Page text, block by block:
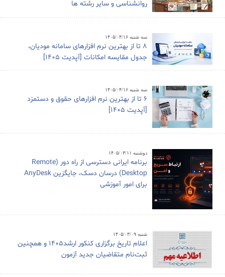
روانشناسی و سایر رشته ها
سه شنبه ۱۴۰۵/۰۴/۱۶
8 تا از بهترین نرم افزارهای سامانه مودیان،
جدول مقایسه امکانات [آپدیت 1405]
سه شنبه ۱۴۰۵/۰۴/۱۶
6 تا از بهترین نرم افزارهای حقوق و دستمزد
[آپدیت 1405]
دوشنبه ۱۴۰۵/۰۳/۱۱
برنامه ایرانی دسترسی از راه دور (Remote
Desktop) درسان دسک، جایگزین AnyDesk
برای امور آموزشی
شنبه ۱۴۰۵/۰۳/۰۹
اعلام تاریخ برگزاری کنکور ارشد1405 و همچنین
ثبت‌نام متقاضیان جدید آزمون